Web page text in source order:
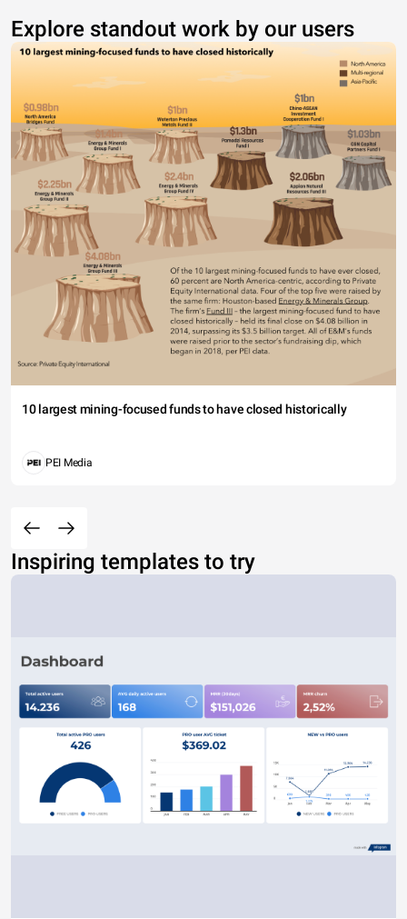
Explore standout work by our users
10 largest mining-focused funds to have closed historically
PEI Media
Inspiring templates to try